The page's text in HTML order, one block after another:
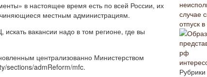
в настоящее время есть по всей России, их
местным администрациям.
вакансии надо в том регионе, где вы
централизованно Министерством
sections/admReform/mfc.
отпуск
Рубрики